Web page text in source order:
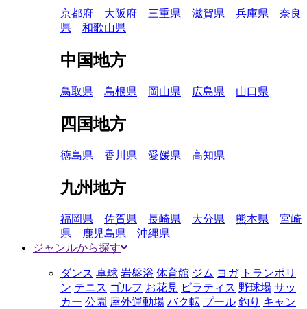
京都府 大阪府 三重県 滋賀県 兵庫県
奈良
県
和歌山県
中国地方
鳥取県 島根県 岡山県 広島県 山口県
四国地方
徳島県 香川県 愛媛県 高知県
九州地方
福岡県 佐賀県 長崎県 大分県 熊本県
宮崎
県
鹿児島県
沖縄県
ジャンルから探す
ダンス 卓球 岩盤浴 体育館 ジム ヨガ トランポリ
ン テニス ゴルフ お花見 ピラティス 野球場 サッ
カー 公園 屋外運動場 バク転 プール 釣り キャン